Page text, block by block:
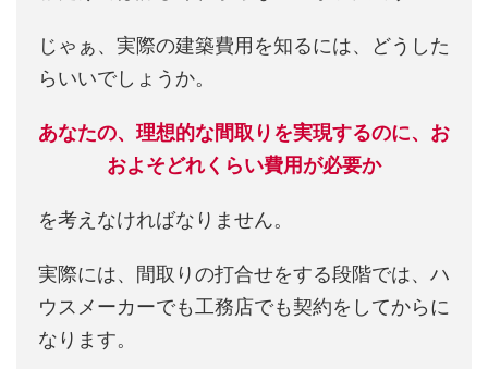
じゃぁ、実際の建築費用を知るには、どうした
らいいでしょうか。
あなたの、理想的な間取りを実現するのに、お
およそどれくらい費用が必要か
を考えなければなりません。
実際には、間取りの打合せをする段階では、ハ
ウスメーカーでも工務店でも契約をしてからに
なります。